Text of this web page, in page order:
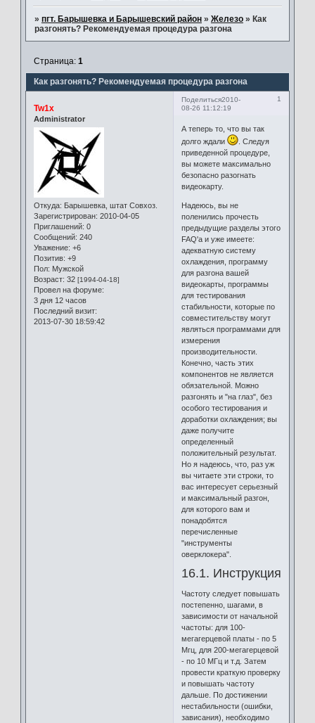
» пгт. Барышевка и Барышевский район » Железо » Как
разгонять? Рекомендуемая процедура разгона
Как разгонять? Рекомендуемая процедура разгона
Страница: 1
Поделиться 1
2010-
08-26 11:12:19
Tw1x
Administrator
Откуда: Барышевка, штат Совхоз.
Зарегистрирован: 2010-04-05
Приглашений: 0
Сообщений: 240
Уважение: +6
Позитив: +9
Пол: Мужской
Возраст: 32 [1994-04-18]
Провел на форуме:
3 дня 12 часов
Последний визит:
2013-07-30 18:59:42
А теперь то, что вы так
долго ждали
. Следуя
приведенной процедуре,
вы можете максимально
безопасно разогнать
видеокарту.
Надеюсь, вы не
поленились прочесть
предыдущие разделы этого
FAQ'а и уже имеете:
адекватную систему
охлаждения, программу
для разгона вашей
видеокарты, программы
для тестирования
стабильности, которые по
совместительству могут
являться программами для
измерения
производительности.
Конечно, часть этих
компонентов не является
обязательной. Можно
разгонять и "на глаз", без
особого тестирования и
доработки охлаждения; вы
даже получите
определенный
положительный результат.
Но я надеюсь, что, раз уж
вы читаете эти строки, то
вас интересует серьезный
и максимальный разгон,
для которого вам и
понадобятся
перечисленные
"инструменты
оверклокера".
16.1. Инструкция
Частоту следует повышать
постепенно, шагами, в
зависимости от начальной
частоты: для 100-
мегагерцевой платы - по 5
Мгц, для 200-мегагерцевой
- по 10 МГц и т.д. Затем
провести краткую проверку
и повышать частоту
дальше. По достижении
нестабильности (ошибки,
зависания), необходимо